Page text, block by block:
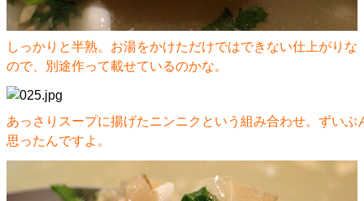
しっかりと半熟。お湯をかけただけではできない仕上がりな
ので、別途作って載せているのかな。
あっさりスープに揚げたニンニクという組み合わせ。ずいぶ
思ったんですよ。